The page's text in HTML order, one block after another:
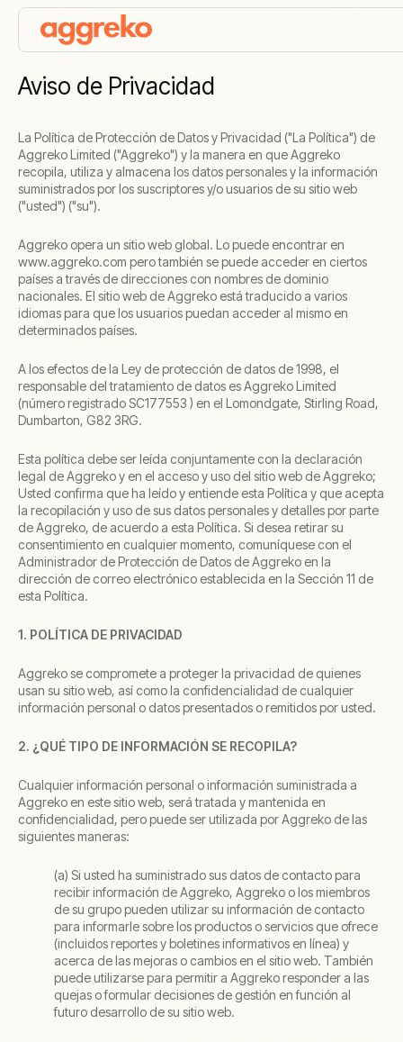
Aviso de Privacidad
La Política de Protección de Datos y Privacidad ("La Política") de
Aggreko Limited ("Aggreko") y la manera en que Aggreko
recopila, utiliza y almacena los datos personales y la información
suministrados por los suscriptores y/o usuarios de su sitio web
("usted") ("su").
Aggreko opera un sitio web global. Lo puede encontrar en
www.aggreko.com pero también se puede acceder en ciertos
países a través de direcciones con nombres de dominio
nacionales. El sitio web de Aggreko está traducido a varios
idiomas para que los usuarios puedan acceder al mismo en
determinados países.
A los efectos de la Ley de protección de datos de 1998, el
responsable del tratamiento de datos es Aggreko Limited
(número registrado SC177553 ) en el Lomondgate, Stirling Road,
Dumbarton, G82 3RG.
Esta política debe ser leída conjuntamente con la declaración
legal de Aggreko y en el acceso y uso del sitio web de Aggreko;
Usted confirma que ha leído y entiende esta Política y que acepta
la recopilación y uso de sus datos personales y detalles por parte
de Aggreko, de acuerdo a esta Política. Si desea retirar su
consentimiento en cualquier momento, comuníquese con el
Administrador de Protección de Datos de Aggreko en la
dirección de correo electrónico establecida en la Sección 11 de
esta Política.
1. POLÍTICA DE PRIVACIDAD
Aggreko se compromete a proteger la privacidad de quienes
usan su sitio web, así como la confidencialidad de cualquier
información personal o datos presentados o remitidos por usted.
2. ¿QUÉ TIPO DE INFORMACIÓN SE RECOPILA?
Cualquier información personal o información suministrada a
Aggreko en este sitio web, será tratada y mantenida en
confidencialidad, pero puede ser utilizada por Aggreko de las
siguientes maneras:
(a) Si usted ha suministrado sus datos de contacto para
recibir información de Aggreko, Aggreko o los miembros
de su grupo pueden utilizar su información de contacto
para informarle sobre los productos o servicios que ofrece
(incluidos reportes y boletines informativos en línea) y
acerca de las mejoras o cambios en el sitio web. También
puede utilizarse para permitir a Aggreko responder a las
quejas o formular decisiones de gestión en función al
futuro desarrollo de su sitio web.